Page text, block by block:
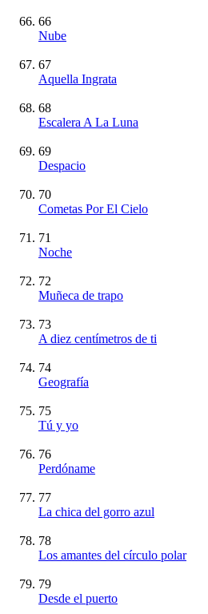
66
Nube
67
Aquella Ingrata
68
Escalera A La Luna
69
Despacio
70
Cometas Por El Cielo
71
Noche
72
Muñeca de trapo
73
A diez centímetros de ti
74
Geografía
75
Tú y yo
76
Perdóname
77
La chica del gorro azul
78
Los amantes del círculo polar
79
Desde el puerto